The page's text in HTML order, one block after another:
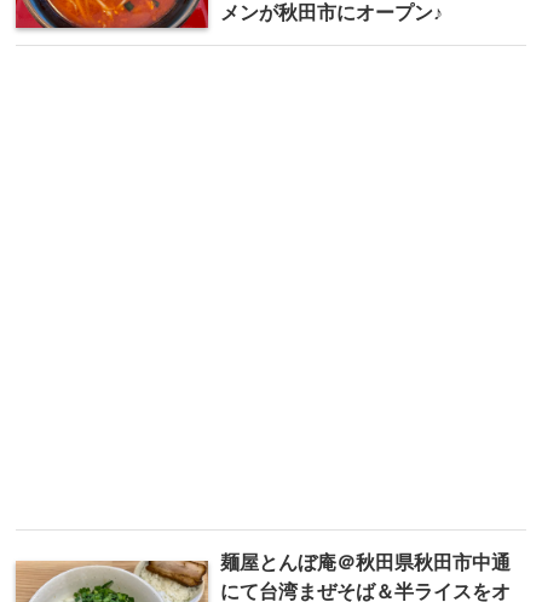
メンが秋田市にオープン♪
麺屋とんぼ庵＠秋田県秋田市中通
にて台湾まぜそば＆半ライスをオ